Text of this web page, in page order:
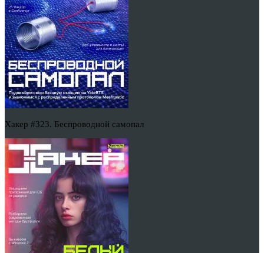
Хакер #323. Беспроводной самопал